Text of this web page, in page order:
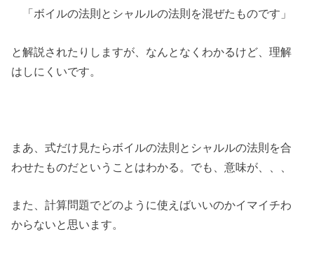
「ボイルの法則とシャルルの法則を混ぜたものです」
と解説されたりしますが、なんとなくわかるけど、理解
はしにくいです。
まあ、式だけ見たらボイルの法則とシャルルの法則を合
わせたものだということはわかる。でも、意味が、、、
また、計算問題でどのように使えばいいのかイマイチわ
からないと思います。